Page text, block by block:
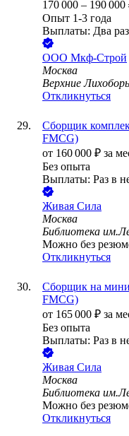
170 000 – 190 000
Опыт 1-3 года
Выплаты: Два
ООО Мкф-Строй
Москва
Верхние
Откликнуться
Сборщик
FMCG)
от 160 000 ₽ за
Без опыта
Выплаты: Раз в
Живая Сила
Москва
Библиотека
Можно без
Откликнуться
Сборщик на
FMCG)
от 165 000 ₽ за
Без опыта
Выплаты: Раз в
Живая Сила
Москва
Библиотека
Можно без
Откликнуться